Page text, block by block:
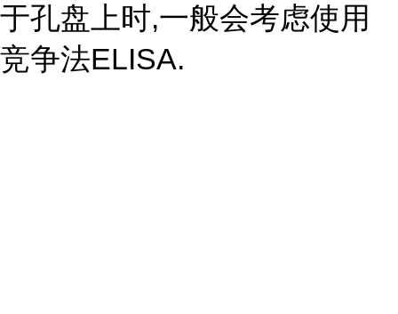
于孔盘上时,一般会考虑使用
竞争法ELISA.